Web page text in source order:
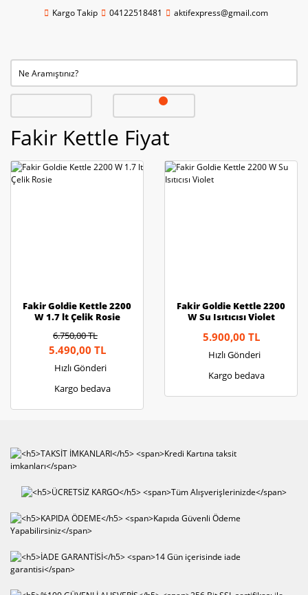
Kargo Takip 04122518481 aktifexpress@gmail.com
Fakir Kettle Fiyat
Fakir Goldie Kettle 2200
W 1.7 lt Çelik Rosie
6.750,00 TL
5.490,00 TL
Hızlı Gönderi
Kargo bedava
Fakir Goldie Kettle 2200
W Su Isıtıcısı Violet
5.900,00 TL
Hızlı Gönderi
Kargo bedava